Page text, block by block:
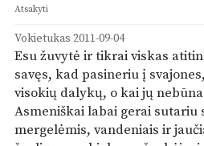
Atsakyti
Vokietukas 2011-09-04
Esu žuvytė ir tikrai viskas
savęs, kad pasineriu į
visokių dalykų, o kai jų
Asmeniškai labai gerai sutariu
mergelėmis, vandeniais ir